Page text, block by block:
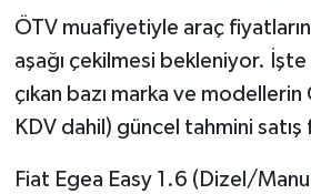
ÖTV muafiyetiyle araç
aşağı çekilmesi bekleniyor.
çıkan bazı marka ve
KDV dahil) güncel tahmini satış
Fiat Egea Easy 1.6 (Dizel/
Sındırgı
SPOR
SÜRMANŞET